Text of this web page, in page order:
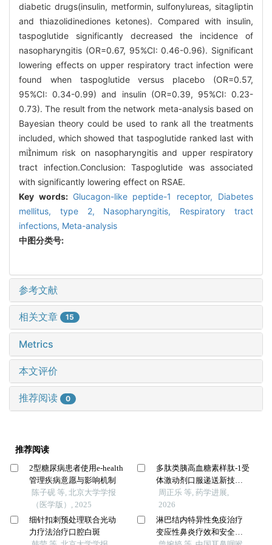
diabetic drugs(insulin, metformin, sulfonylureas, sitagliptin
and thiazolidinediones ketones). Compared with insulin,
taspoglutide significantly decreased the incidence of
nasopharyngitis (OR=0.67, 95%CI: 0.46-0.96). Significant
lowering effects on upper respiratory tract infection were
found when taspoglutide versus placebo (OR=0.57,
95%CI: 0.34-0.99) and insulin (OR=0.39, 95%CI: 0.23-
0.73). The result from the network meta-analysis based on
Bayesian theory could be used to rank all the treatments
included, which showed that taspoglutide ranked last with
minimum risk on nasopharyngitis and upper respiratory
tract infection.Conclusion: Taspoglutide was associated
with significantly lowering effect on RSAE.
Key words: Glucagon-like peptide-1 receptor, Diabetes
mellitus, type 2, Nasopharyngitis, Respiratory tract
infections, Meta-analysis
中图分类号:
参考文献
相关文章 15
Metrics
本文评价
推荐阅读 0
推荐阅读
2型糖尿病患者使用e-health
管理疾病意愿与影响机制
陈子砚 等, 北京大学学报
（医学版）, 2025
细针扣刺预处理联合光动
力疗法治疗口腔白斑
多肽类胰高血糖素样肽-1受
体激动剂口服递送新技术
的研究进展
周正乐 等, 药学进展,
2026
淋巴结内特异性免疫治疗
变应性鼻炎疗效和安全性